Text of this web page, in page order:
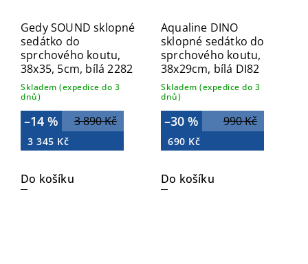
Gedy SOUND sklopné
sedátko do
sprchového koutu,
38x35, 5cm, bílá 2282
Skladem (expedice do 3
dnů)
3 890 Kč
–14 %
3 345 Kč
Do košíku
Aqualine DINO
sklopné sedátko do
sprchového koutu,
38x29cm, bílá DI82
Skladem (expedice do 3
dnů)
990 Kč
–30 %
690 Kč
Do košíku